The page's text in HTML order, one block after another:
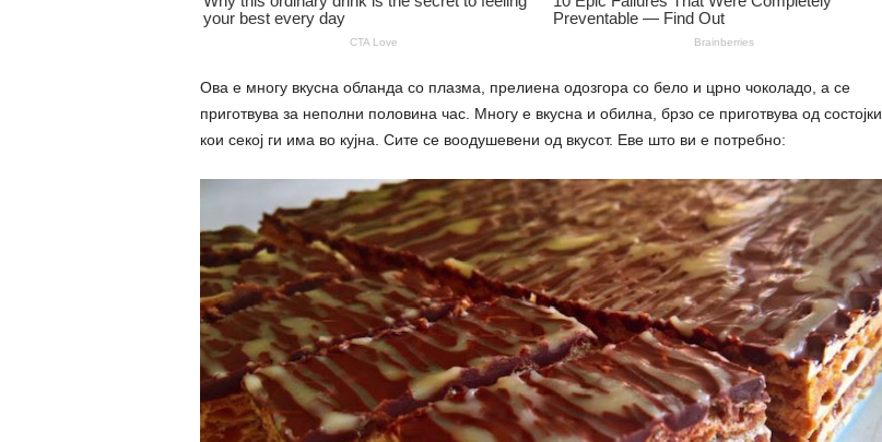
Ова е многу вкусна обланда со плазма, прелиена одозгора со бело и црно чоколадо, а се
приготвува за неполни половина час. Многу е вкусна и обилна, брзо се приготвува од состојки
кои секој ги има во кујна. Сите се воодушевени од вкусот. Еве што ви е потребно: